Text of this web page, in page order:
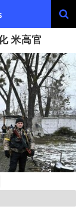
米高官